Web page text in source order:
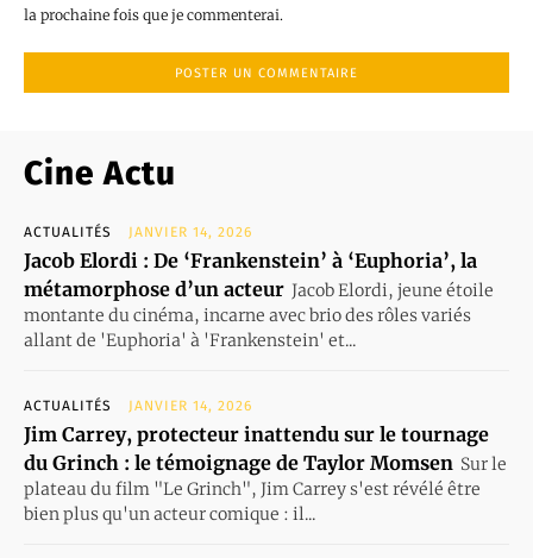
la prochaine fois que je commenterai.
Cine Actu
ACTUALITÉS JANVIER 14, 2026
Jacob Elordi : De ‘Frankenstein’ à ‘Euphoria’, la
métamorphose d’un acteur Jacob Elordi, jeune étoile
montante du cinéma, incarne avec brio des rôles variés
allant de 'Euphoria' à 'Frankenstein' et...
ACTUALITÉS JANVIER 14, 2026
Jim Carrey, protecteur inattendu sur le tournage
du Grinch : le témoignage de Taylor Momsen Sur le
plateau du film "Le Grinch", Jim Carrey s'est révélé être
bien plus qu'un acteur comique : il...